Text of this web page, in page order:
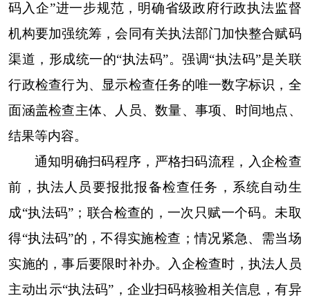
码入企”进一步规范，明确省级政府行政执法监督
机构要加强统筹，会同有关执法部门加快整合赋码
渠道，形成统一的“执法码”。强调“执法码”是关联
行政检查行为、显示检查任务的唯一数字标识，全
面涵盖检查主体、人员、数量、事项、时间地点、
结果等内容。
通知明确扫码程序，严格扫码流程，入企检查
前，执法人员要报批报备检查任务，系统自动生
成“执法码”；联合检查的，一次只赋一个码。未取
得“执法码”的，不得实施检查；情况紧急、需当场
实施的，事后要限时补办。入企检查时，执法人员
主动出示“执法码”，企业扫码核验相关信息，有异